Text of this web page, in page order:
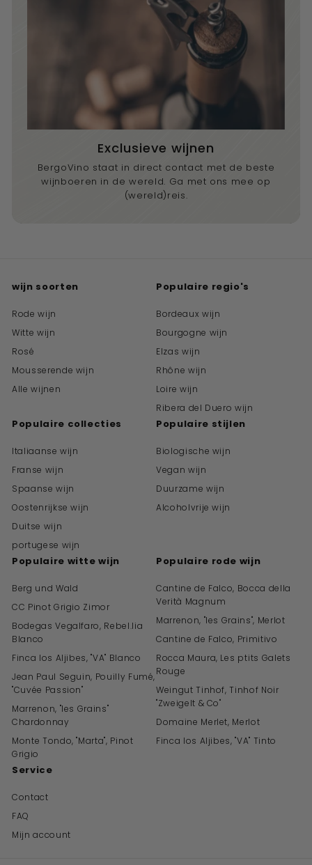
Exclusieve wijnen
BergoVino staat in direct contact met de beste
wijnboeren in de wereld. Ga met ons mee op
(wereld)reis.
wijn soorten
Rode wijn
Witte wijn
Rosé
Mousserende wijn
Alle wijnen
Populaire regio's
Bordeaux wijn
Bourgogne wijn
Elzas wijn
Rhône wijn
Loire wijn
Ribera del Duero wijn
Populaire collecties
Italiaanse wijn
Franse wijn
Spaanse wijn
Oostenrijkse wijn
Duitse wijn
portugese wijn
Populaire stijlen
Biologische wijn
Vegan wijn
Duurzame wijn
Alcoholvrije wijn
Populaire witte wijn
Berg und Wald
CC Pinot Grigio Zimor
Bodegas Vegalfaro, Rebel.lia
Blanco
Finca los Aljibes, "VA" Blanco
Jean Paul Seguin, Pouilly Fumé,
"Cuvée Passion"
Marrenon, "les Grains"
Chardonnay
Monte Tondo, "Marta", Pinot
Grigio
Populaire rode wijn
Cantine de Falco, Bocca della
Verità Magnum
Marrenon, "les Grains", Merlot
Cantine de Falco, Primitivo
Rocca Maura, Les ptits Galets
Rouge
Weingut Tinhof, Tinhof Noir
"Zweigelt & Co"
Domaine Merlet, Merlot
Finca los Aljibes, "VA" Tinto
Service
Contact
FAQ
Mijn account